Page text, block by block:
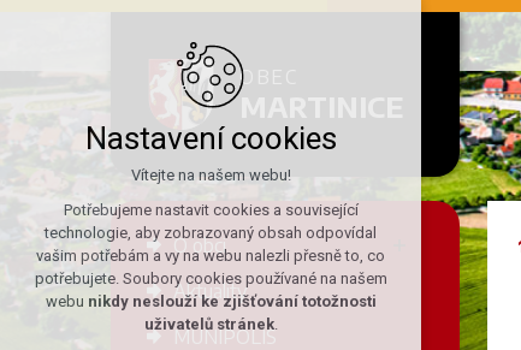
OBEC
O obci
Aktuality
MUNIPOLIS
Nastavení cookies
Vítejte na našem webu!
Potřebujeme nastavit cookies a související
technologie, aby zobrazovaný obsah odpovídal
vašim potřebám a vy na webu nalezli přesně to, co
potřebujete. Soubory cookies používané na našem
webu nikdy neslouží ke zjišťování totožnosti
uživatelů stránek.